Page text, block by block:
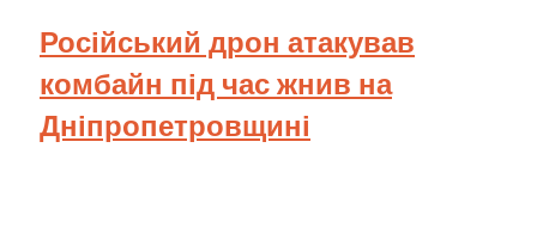
Російський дрон атакував
комбайн під час жнив на
Дніпропетровщині